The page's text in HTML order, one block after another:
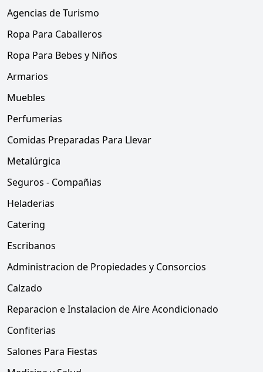
Agencias de Turismo
Ropa Para Caballeros
Ropa Para Bebes y Niños
Armarios
Muebles
Perfumerias
Comidas Preparadas Para Llevar
Metalúrgica
Seguros - Compañias
Heladerias
Catering
Escribanos
Administracion de Propiedades y Consorcios
Calzado
Reparacion e Instalacion de Aire Acondicionado
Confiterias
Salones Para Fiestas